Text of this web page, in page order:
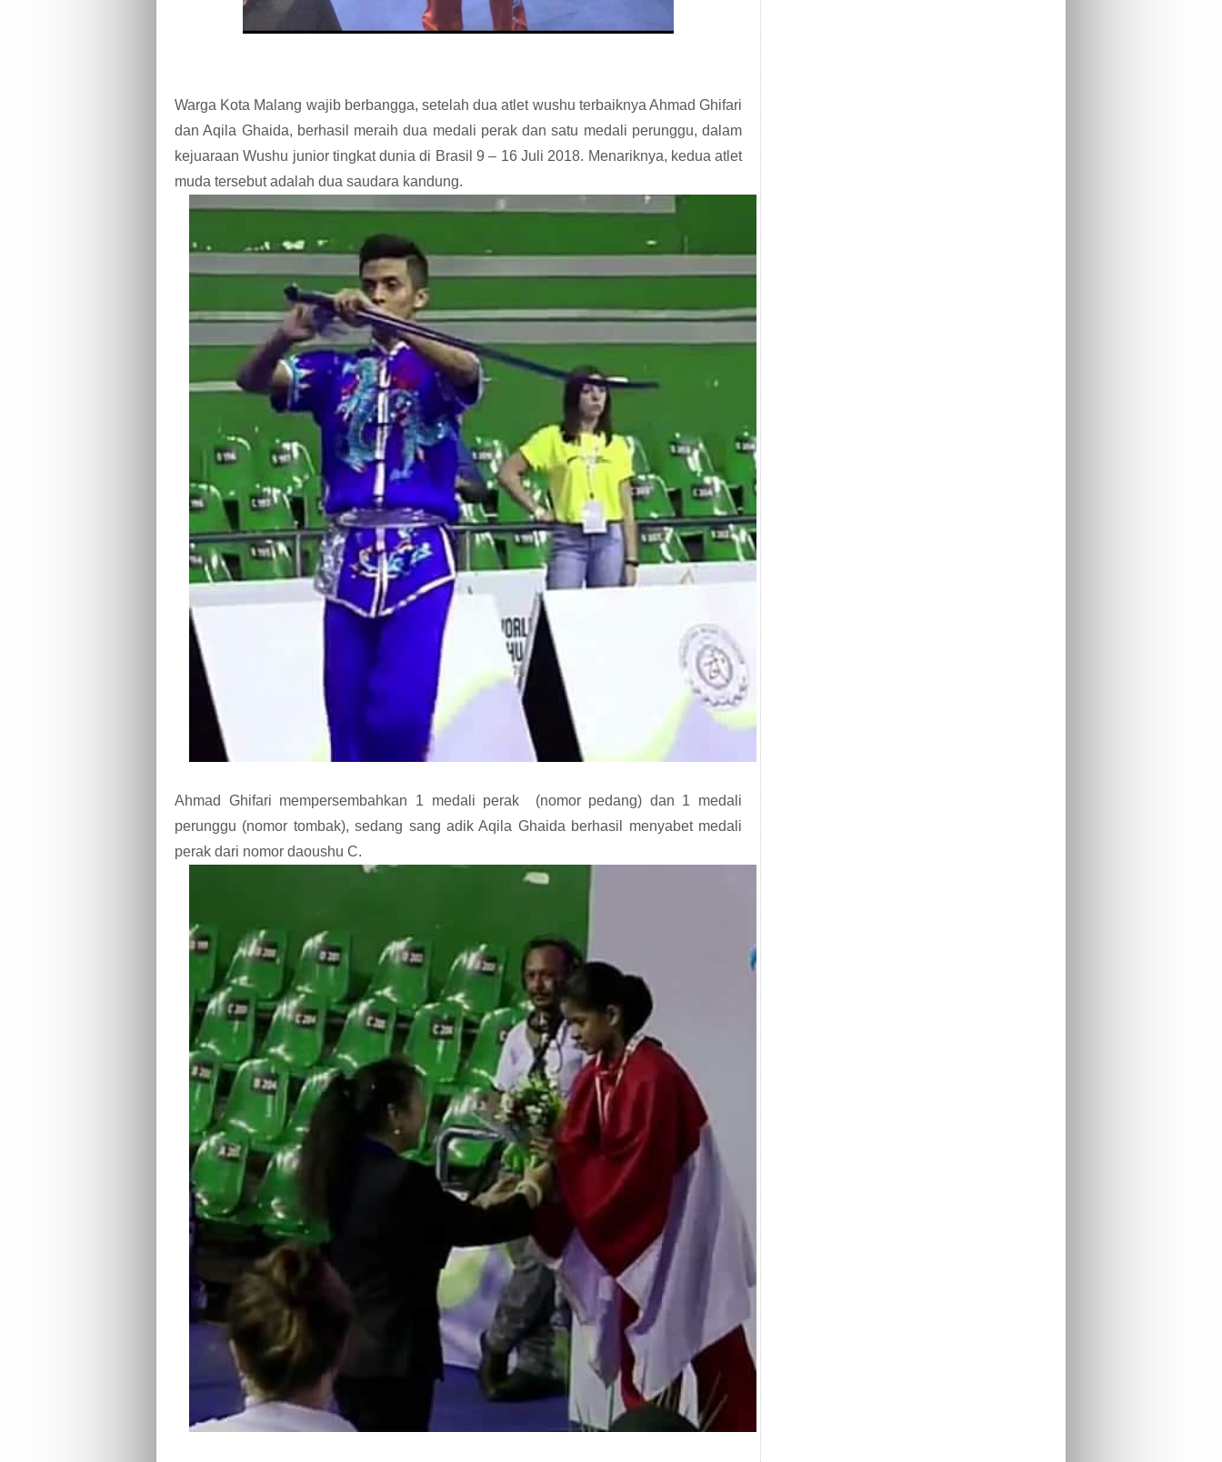
Warga Kota Malang wajib berbangga, setelah dua atlet wushu terbaiknya Ahmad Ghifari
dan Aqila Ghaida, berhasil meraih dua medali perak dan satu medali perunggu, dalam
kejuaraan Wushu junior tingkat dunia di Brasil 9 – 16 Juli 2018. Menariknya, kedua atlet
muda tersebut adalah dua saudara kandung.
Ahmad Ghifari mempersembahkan 1 medali perak
(nomor pedang) dan 1 medali
perunggu (nomor tombak), sedang sang adik Aqila Ghaida berhasil menyabet medali
perak dari nomor daoushu C.